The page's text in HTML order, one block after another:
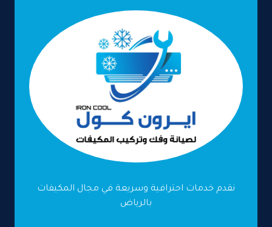
نقدم خدمات احترافية وسريعة في مجال المكيفات
بالرياض